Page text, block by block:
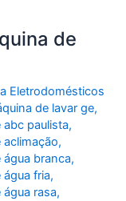
de
Eletrodomésticos
de lavar ge,
paulista,
,
branca,
fria,
rasa,